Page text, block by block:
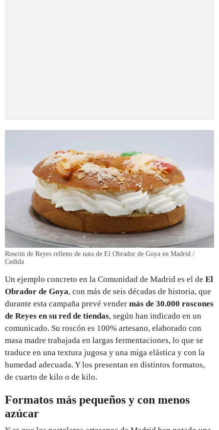
Roscón de Reyes relleno de nata de El Obrador de Goya en Madrid /
Cedida
Un ejemplo concreto en la Comunidad de Madrid es el de El
Obrador de Goya, con más de seis décadas de historia, que
durante esta campaña prevé vender más de 30.000 roscones
de Reyes en su red de tiendas, según han indicado en un
comunicado. Su roscón es 100% artesano, elaborado con
masa madre trabajada en largas fermentaciones, lo que se
traduce en una textura jugosa y una miga elástica y con la
humedad adecuada. Y los presentan en distintos formatos,
de cuarto de kilo o de kilo.
Formatos más pequeños y con menos
azúcar